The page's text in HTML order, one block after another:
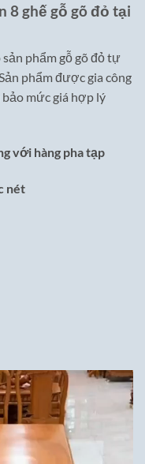
8 ghế gỗ gõ đỏ tại
phẩm gỗ gõ đỏ tự
phẩm được gia công
mức giá hợp lý
với hàng pha tạp
nét